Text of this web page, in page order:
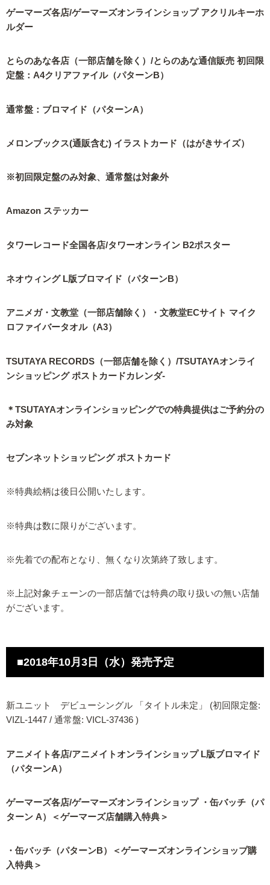
ゲーマーズ各店/ゲーマーズオンラインショップ アクリルキーホ
ルダー
とらのあな各店（一部店舗を除く）/とらのあな通信販売 初回限
定盤：A4クリアファイル（パターンB）
通常盤：ブロマイド（パターンA）
メロンブックス(通販含む) イラストカード（はがきサイズ）
※初回限定盤のみ対象、通常盤は対象外
Amazon ステッカー
タワーレコード全国各店/タワーオンライン B2ポスター
ネオウィング L版ブロマイド（パターンB）
アニメガ・文教堂（一部店舗除く）・文教堂ECサイト マイク
ロファイバータオル（A3）
TSUTAYA RECORDS（一部店舗を除く）/TSUTAYAオンライ
ンショッピング ポストカードカレンダ-
＊TSUTAYAオンラインショッピングでの特典提供はご予約分の
み対象
セブンネットショッピング ポストカード
※特典絵柄は後日公開いたします。
※特典は数に限りがございます。
※先着での配布となり、無くなり次第終了致します。
※上記対象チェーンの一部店舗では特典の取り扱いの無い店舗
がございます。
■2018年10月3日（水）発売予定
新ユニット デビューシングル 「タイトル未定」 (初回限定盤:
VIZL-1447 / 通常盤: VICL-37436 )
アニメイト各店/アニメイトオンラインショップ L版ブロマイド
（パターンA）
ゲーマーズ各店/ゲーマーズオンラインショップ ・缶バッチ（パ
ターン A）＜ゲーマーズ店舗購入特典＞
・缶バッチ（パターンB）＜ゲーマーズオンラインショップ購
入特典＞